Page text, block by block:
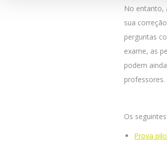
No entanto,
sua
perguntas
exame, as
podem
professores.
Os
Prova